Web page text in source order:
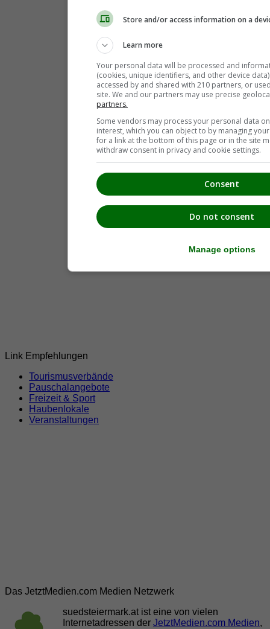
Ratsch an der Weinstraße(3)
Sankt Andrä-Höch(2)
Sankt Johann im Saggautal (3)
Sankt Nikolai im Sausal(6)
Sankt Nikolai ob Draßling (1)
Sulztal an der Weinstraße(1)
Link Empfehlungen
Tourismusverbände
Pauschalangebote
Freizeit & Sport
Haubenlokale
Veranstaltungen
Das JetztMedien.com Medien Netzwerk
suedsteiermark.at ist eine von vielen
Internetadressen der JetztMedien.com Medien,
Store and/or access information on a
Learn more
Your personal data will be processed and
(cookies, unique identifiers, and other device
accessed by and shared with 210 partners, or
site. We and our partners may use precise
partners.
Some vendors may process your personal data
interest, which you can object to by managing
for a link at the bottom of this page or in the site
withdraw consent in privacy and cookie settings.
Consent
Do not consent
Manage options